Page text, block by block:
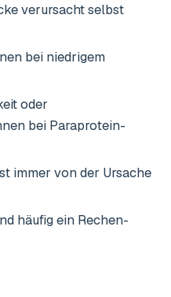
verursacht selbst
bei niedrigem
oder
bei Paraprotein-
immer von der Ursache
häufig ein Rechen-